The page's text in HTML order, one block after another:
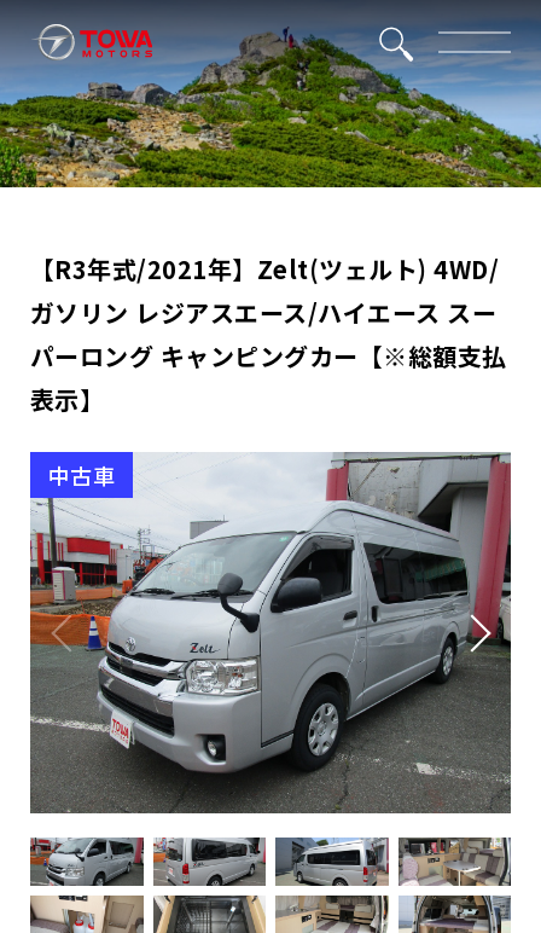
【R3年式/2021年】Zelt(ツェルト) 4WD/
ガソリン レジアスエース/ハイエース スー
パーロング キャンピングカー【※総額支払
表示】
中古車